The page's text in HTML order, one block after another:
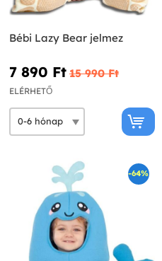
Bébi Lazy Bear jelmez
7 890 Ft‎ 15 990 Ft‎
ELÉRHETŐ
-64%